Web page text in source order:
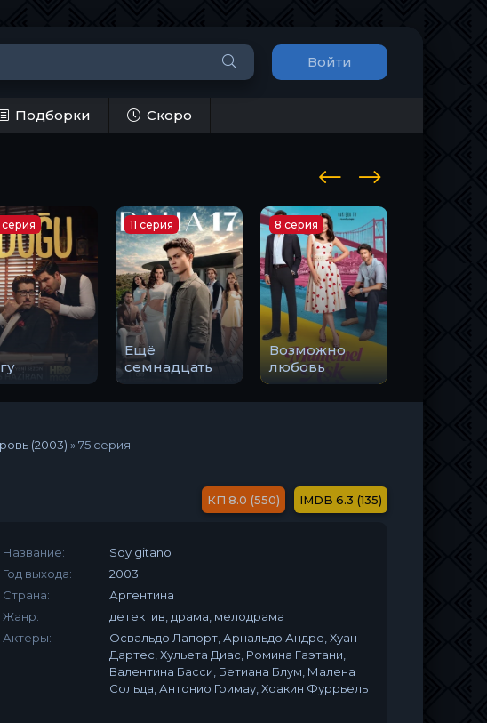
Войти
Подборки Скоро
Ещё
семнадцать
11 серия
Возможно
любовь
8 серия
(2003) »75 серия
8.0 (550) 6.3 (135)
Название:
Soy gitano
Год выхода:
2003
Страна:
Аргентина
Жанр:
детектив, драма, мелодрама
Актеры:
Освальдо Лапорт, Арнальдо Андре, Хуан
Дартес, Хульета Диас, Ромина Гаэтани,
Валентина Басси, Бетиана Блум, Малена
Сольда, Антонио Гримау, Хоакин Фуррьель